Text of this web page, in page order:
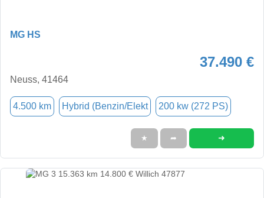
MG HS
37.490 €
Neuss, 41464
4.500 km Hybrid (Benzin/Elekt 200 kw (272 PS)
★ ➦ ➜